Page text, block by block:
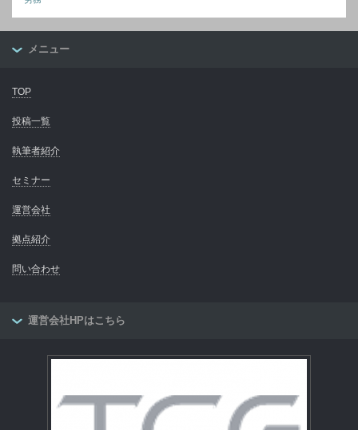
メニュー
TOP
投稿一覧
執筆者紹介
セミナー
運営会社
拠点紹介
問い合わせ
運営会社HPはこちら